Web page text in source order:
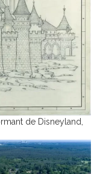
de Disneyland,